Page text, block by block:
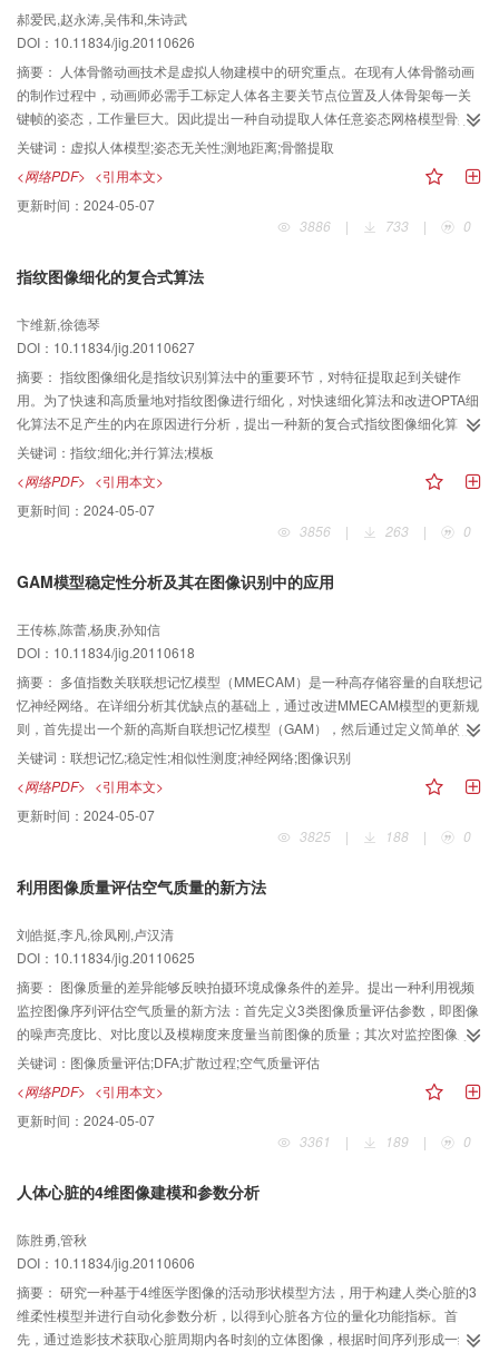
郝爱民,赵永涛,吴伟和,朱诗武
DOI：10.11834/jig.20110626
摘要：
人体骨骼动画技术是虚拟人物建模中的研究重点。在现有人体骨骼动画
的制作过程中，动画师必需手工标定人体各主要关节点位置及人体骨架每一关
键帧的姿态，工作量巨大。因此提出一种自动提取人体任意姿态网格模型骨架
结构的方法。该方法首先利用模型各顶点间测地距离的几何关系自动识别人体
位于四肢和头顶末端的5个特征点，再以特征点为起点生成等测地距离曲线族,利
用等测地距离曲线将人体四肢和躯干区分开来，将这些相邻等测地线中心连接
起来生成5条骨骼中心线，最后在中心线上根据中心夹角极小值及等测地距离曲
线似圆率来确定人体关节的确切位置。实验结果表明，该算法能适应不同姿态
关键词： 虚拟人体模型;姿态无关性;测地距离;骨骼提取
<网络PDF> <引用本文>
更新时间： 2024-05-07
3886
| 733 | 0
指纹图像细化的复合式算法
卞维新,徐德琴
DOI：10.11834/jig.20110627
摘要： 指纹图像细化是指纹识别算法中的重要环节，对特征提取起到关键作
用。为了快速和高质量地对指纹图像进行细化，对快速细化算法和改进OPTA细
化算法不足产生的内在原因进行分析，提出一种新的复合式指纹图像细化算
法，该算法设计一套预处理模板，避免了快速细化算法形成的毛刺，并对改进
OPTA算法进行了优化。大量实验结果表明，该算法不但具有以往算法的优点，
有较好的细化速度，而且细化质量有显著地提高，细化后的图像光滑几乎无毛
刺。
关键词： 指纹;细化;并行算法;模板
<网络PDF> <引用本文>
更新时间： 2024-05-07
3856
| 263 | 0
GAM模型稳定性分析及其在图像识别中的应用
王传栋,陈蕾,杨庚,孙知信
DOI：10.11834/jig.20110618
摘要： 多值指数关联联想记忆模型（MMECAM）是一种高存储容量的自联想记
忆神经网络。在详细分析其优缺点的基础上，通过改进MMECAM模型的更新规
则，首先提出一个新的高斯自联想记忆模型（GAM），然后通过定义简单的能
量函数从理论上证明其在同、异步方式下的稳定性，从而保证所存储的模式能
最终成为GAM的稳定点；其次，通过引入一般相似性测度进一步提出广义GAM
模型（G-GAMs）框架，使得GAM模型成为其特例;最后，将GAM模型应用于单
样本图像识别，计算机模拟证实了该模型的鲁棒性能。
关键词： 联想记忆;稳定性;相似性测度;神经网络;图像识别
<网络PDF> <引用本文>
更新时间： 2024-05-07
3825
| 188 | 0
利用图像质量评估空气质量的新方法
刘皓挺,李凡,徐凤刚,卢汉清
DOI：10.11834/jig.20110625
摘要： 图像质量的差异能够反映拍摄环境成像条件的差异。提出一种利用视频
监控图像序列评估空气质量的新方法：首先定义3类图像质量评估参数，即图像
的噪声亮度比、对比度以及模糊度来度量当前图像的质量；其次对监控图像序
列连续帧数据计算上述质量参数，并将计算结果在时间轴上顺次连接形成3类时
间序列数据；再次对上述时间序列数据中的噪声亮度比采用Gompertz增长类型
扩散过程模型进行建模与分析，同时对对比度、模糊度参数使用降趋势波动性
分析（DFA）方法进行分析；最终通过对Gompertz模型以及DFA模型的模型参
数的分析，可以评估与解释空气质量程度的好坏。比较了晴天与雾天条件下模
关键词： 图像质量评估;DFA;扩散过程;空气质量评估
<网络PDF> <引用本文>
更新时间： 2024-05-07
3361
| 189 | 0
人体心脏的4维图像建模和参数分析
陈胜勇,管秋
DOI：10.11834/jig.20110606
摘要： 研究一种基于4维医学图像的活动形状模型方法，用于构建人类心脏的3
维柔性模型并进行自动化参数分析，以得到心脏各方位的量化功能指标。首
先，通过造影技术获取心脏周期内各时刻的立体图像，根据时间序列形成一组4